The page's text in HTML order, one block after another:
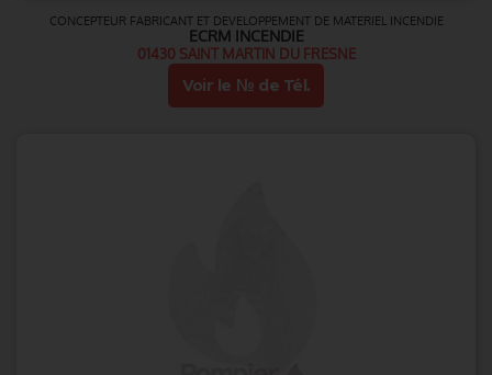
CONCEPTEUR FABRICANT ET DEVELOPPEMENT DE MATERIEL INCENDIE
ECRM INCENDIE
01430 SAINT MARTIN DU FRESNE
Voir le № de Tél.